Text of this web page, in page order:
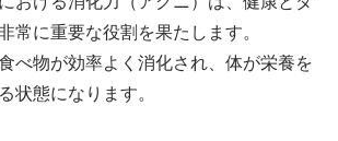
常に重要な役割を果たします。
べ物が効率よく消化され、体が栄養を
状態になります。